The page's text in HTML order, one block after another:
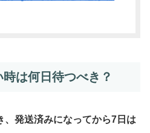
は何日待つべき？
、発送済みになってから7日は